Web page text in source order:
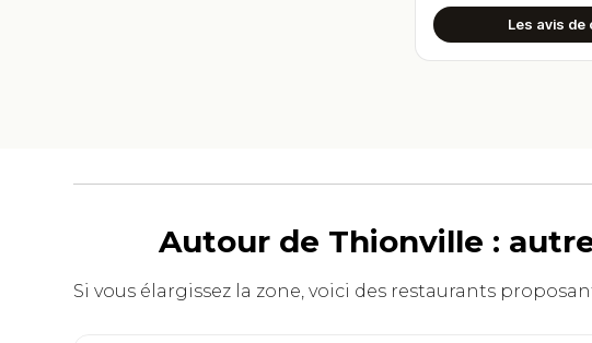
Les avis de
Autour de Thionville :
Si vous élargissez la zone, voici des restaurants